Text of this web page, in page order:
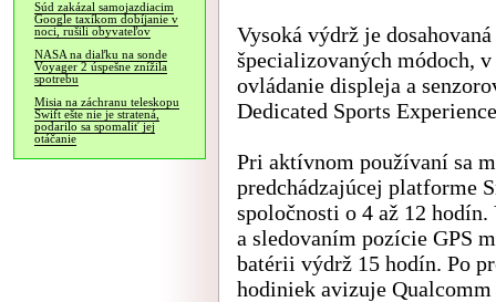
Súd zakázal samojazdiacim
Google taxíkom dobíjanie v
noci, rušili obyvateľov
NASA na diaľku na sonde
Voyager 2 úspešne znížila
spotrebu
Misia na záchranu teleskopu
Swift ešte nie je stratená,
podarilo sa spomaliť jej
otáčanie
Vysoká výdrž je
špecializovaných módoch,
ovládanie displeja a
Dedicated Sports
Pri aktívnom používaní sa
predchádzajúcej platforme
spoločnosti o 4 až 12
a sledovaním pozície GPS
batérii výdrž 15 hodín. Po
hodiniek avizuje